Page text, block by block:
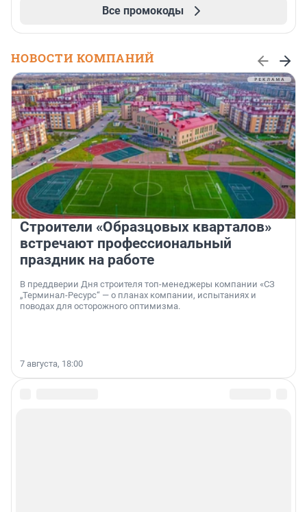
Все промокоды
НОВОСТИ КОМПАНИЙ
Строители «Образцовых кварталов»
встречают профессиональный
праздник на работе
В преддверии Дня строителя топ-менеджеры компании «СЗ
„Терминал-Ресурс“ — о планах компании, испытаниях и
поводах для осторожного оптимизма.
7 августа, 18:00